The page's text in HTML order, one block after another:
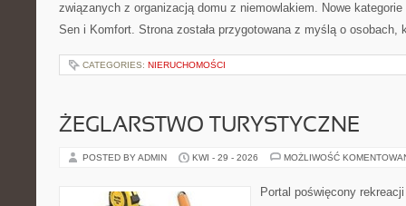
związanych z organizacją domu z niemowlakiem. Nowe
Sen i Komfort. Strona została przygotowana z myślą o
CATEGORIES: NIERUCHOMOŚCI
ŻEGLARSTWO TURYSTYCZNE
POSTED BY ADMIN KWI - 29 - 2026 MOŻLIWOŚĆ
Portal poświęcony